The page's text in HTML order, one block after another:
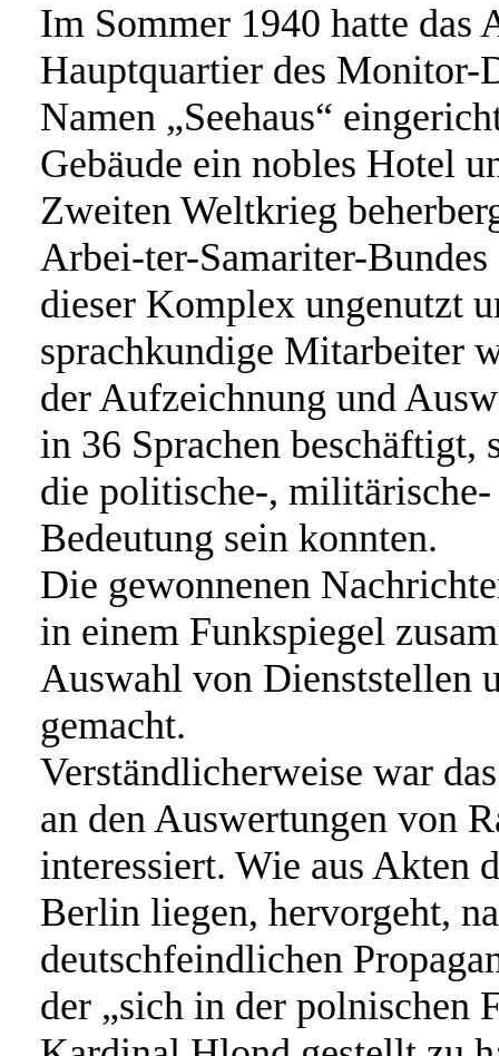
Im Sommer 1940 hatte das
Hauptquartier des Monitor-
Namen „Seehaus“
Gebäude ein nobles Hotel
Zweiten Weltkrieg
Arbei-ter-Samariter-
dieser Komplex ungenutzt
sprachkundige Mitarbeiter
der Aufzeichnung und
in 36 Sprachen beschäftigt,
die politische-,
Bedeutung sein konnten.
Die gewonnenen
in einem Funkspiegel
Auswahl von Dienststellen
gemacht.
Verständlicherweise war
an den Auswertungen von
interessiert. Wie aus Akten
Berlin liegen, hervorgeht,
deutschfeindlichen
der „sich in der polnischen